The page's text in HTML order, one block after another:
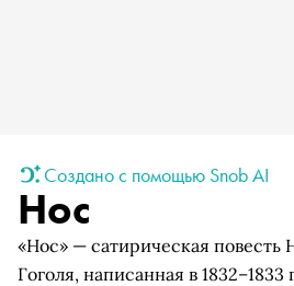
Создано с помощью Snob AI
Нос
«Нос» — сатирическая повесть
Гоголя, написанная в 1832–1833